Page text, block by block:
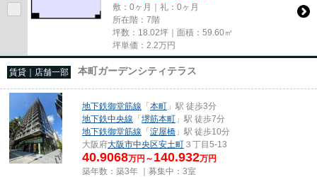
敷：0ヶ月｜礼：0ヶ月
所在階：7階
坪数：18.02坪｜面積：59.60㎡
坪単価： 2.2万円
賃貸｜店舗一部 本町ガーデンシティテラス
地下鉄御堂筋線 「本町 」駅 徒歩3分
地下鉄中央線 「堺筋本町 」駅 徒歩7分
地下鉄御堂筋線 「淀屋橋 」駅 徒歩10分
大阪府大阪市中央区安土町 ３丁目5-13
40.9068万円～ 140.932万円
築年数：築3年 ｜募集中： 3室